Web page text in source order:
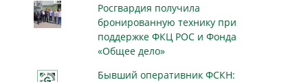
Росгвардия получила
бронированную технику при
поддержке ФКЦ РОС и Фонда
«Общее дело»
Бывший оперативник ФСКН: